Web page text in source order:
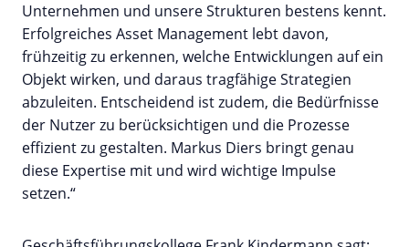
Unternehmen und unsere Strukturen bestens kennt.
Erfolgreiches Asset Management lebt davon,
frühzeitig zu erkennen, welche Entwicklungen auf ein
Objekt wirken, und daraus tragfähige Strategien
abzuleiten. Entscheidend ist zudem, die Bedürfnisse
der Nutzer zu berücksichtigen und die Prozesse
effizient zu gestalten. Markus Diers bringt genau
diese Expertise mit und wird wichtige Impulse
setzen.“